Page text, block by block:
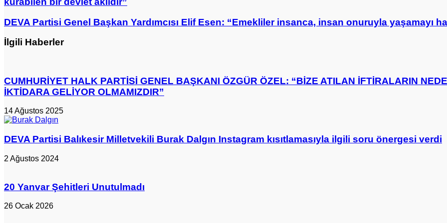
paylaş
Genel
Yardımcısı
Yılmaz:
de
hukuk
içinde
kurabilen
bir
devlet
DEVA
Genel
Başkan
“Emekliler
insanca,
onuruyla
yaşamayı
ediyor”
DEVA Partisi Genel Başkan Yardımcısı Elif Esen: “Emekliler insanca, insan onuruyla yaşamayı
İlgili Haberler
CUMHURİYET HALK PARTİSİ GENEL BAŞKANI ÖZGÜR ÖZEL: “BİZE ATILAN İFTİRALARIN
İKTİDARA GELİYOR OLMAMIZDIR”
14 Ağustos 2025
DEVA Partisi Balıkesir Milletvekili Burak Dalgın Instagram kısıtlamasıyla ilgili soru önergesi verdi
2 Ağustos 2024
20 Yanvar Şehitleri Unutulmadı
26 Ocak 2026